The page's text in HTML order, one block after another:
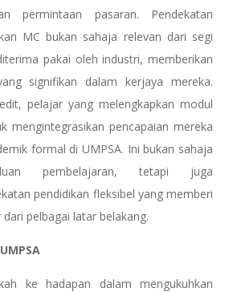
permintaan pasaran. Pendekatan
MC bukan sahaja relevan dari segi
pakai oleh industri, memberikan
signifikan dalam kerjaya mereka.
pelajar yang melengkapkan modul
mengintegrasikan pencapaian mereka
formal di UMPSA. Ini bukan sahaja
pembelajaran, tetapi juga
pendidikan fleksibel yang memberi
pelbagai latar belakang.
UMPSA
ke hadapan dalam mengukuhkan